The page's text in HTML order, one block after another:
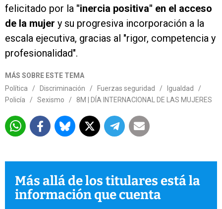
felicitado por la "inercia positiva" en el acceso
de la mujer y su progresiva incorporación a la
escala ejecutiva, gracias al "rigor, competencia y
profesionalidad".
MÁS SOBRE ESTE TEMA
Política
/ Discriminación / Fuerzas seguridad / Igualdad
/
Policía
/ Sexismo / 8M | DÍA INTERNACIONAL DE LAS MUJERES
Más allá de los titulares está la
información que cuenta